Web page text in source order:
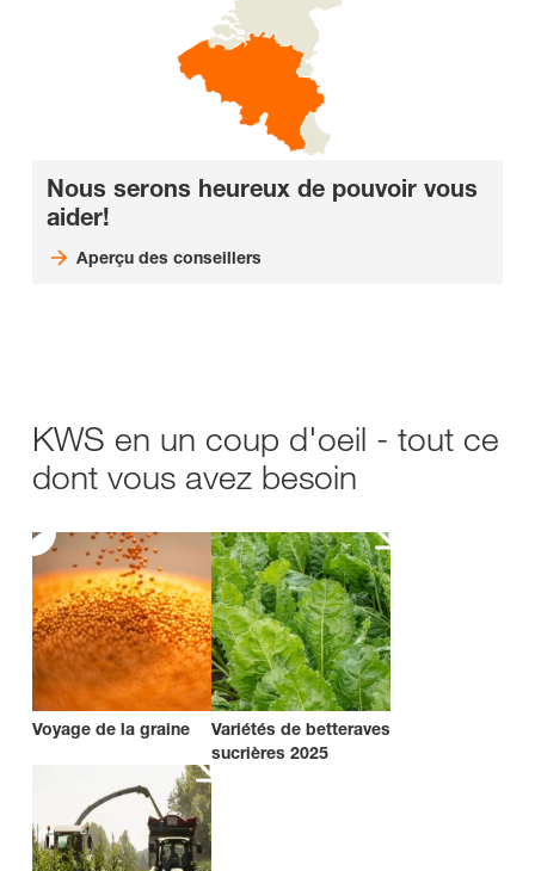
Nous serons heureux de pouvoir vous
aider!
Aperçu des conseillers
KWS en un coup d'oeil - tout ce
dont vous avez besoin
Voyage de la graine
Variétés de betteraves
sucrières 2025